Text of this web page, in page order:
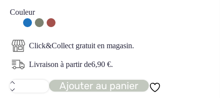
Couleur
Click&Collect gratuit en magasin.
Livraison à partir de6,90 €.
quantité
de
Ajouter au panier